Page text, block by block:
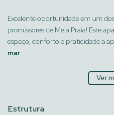
Excelente oportunidade em um
promissores de Meia Praia! Este
espaço, conforto e praticidade a
mar.
Características do Imóvel:
123 m²
Banheiros:
Ver
Estrutura